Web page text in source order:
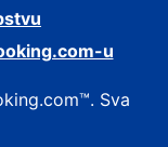
u
Sva